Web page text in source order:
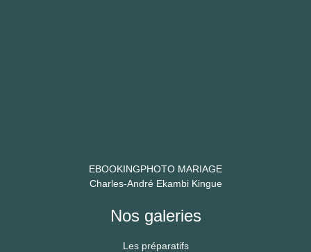
EBOOKINGPHOTO MARIAGE
Charles-André Ekambi Kingue
Nos galeries
Les préparatifs